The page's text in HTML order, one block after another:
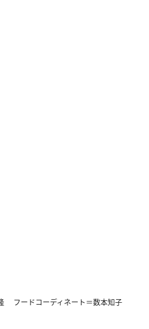
フードコーディネート＝数本知子